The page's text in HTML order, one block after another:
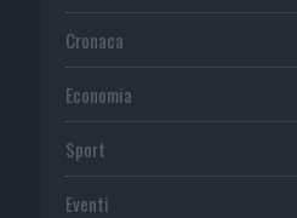
Cronaca
Economia
Sport
Eventi